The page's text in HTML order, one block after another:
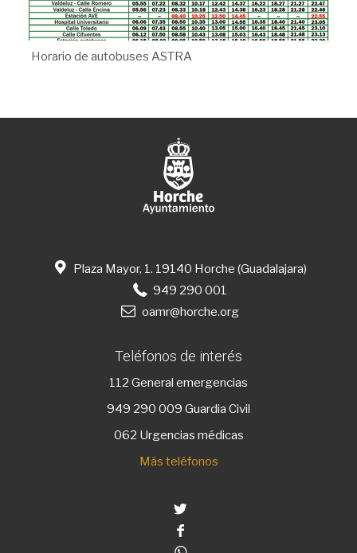
Horario de autobuses ASTRA
Plaza Mayor, 1. 19140 Horche (Guadalajara)
949 290 001
oamr@horche.org
Teléfonos de interés
112 General emergencias
949 290 009 Guardia Civil
062 Urgencias médicas
Más teléfonos